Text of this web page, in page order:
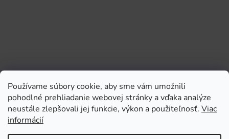
Používame súbory cookie, aby sme vám umožnili
pohodlné prehliadanie webovej stránky a vďaka analýze
neustále zlepšovali jej funkcie, výkon a použiteľnosť. Viac
informácií
Prijímame online platby